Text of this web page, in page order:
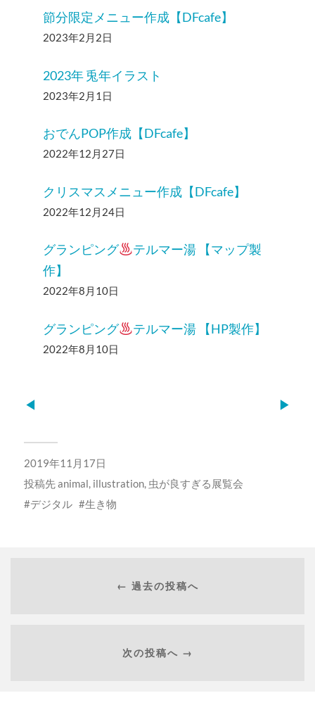
節分限定メニュー作成【DFcafe】
2023年2月2日
2023年 兎年イラスト
2023年2月1日
おでんPOP作成【DFcafe】
2022年12月27日
クリスマスメニュー作成【DFcafe】
2022年12月24日
グランピング
テルマー湯 【マップ製
作】
2022年8月10日
グランピング テルマー湯 【HP製作】
2022年8月10日
◀︎ ▶︎
2019年11月17日
投稿先animal, illustration, 虫が良すぎる展覧会
デジタル
生き物
← 過去の投稿へ
次の投稿へ →